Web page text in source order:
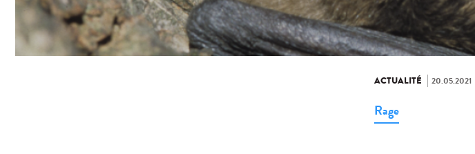
ACTUALITÉ 20.05.2021
Rage